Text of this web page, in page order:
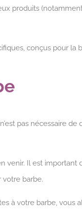
produits
conçus pour la
pas nécessaire
venir. Il est
votre barbe.
à votre barbe, vous